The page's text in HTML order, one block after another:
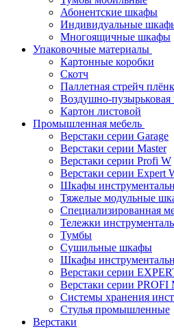
Абонентские шкафы
Индивидуальные
Многоящичные шкафы
Упаковочные материалы
Картонные коробки
Скотч
Паллетная стрейч
Воздушно-пузырьковая
Картон листовой
Промышленная мебель
Верстаки серии Garage
Верстаки серии Master
Верстаки серии Profi W
Верстаки серии Expert
Шкафы
Тяжелые модульные
Cпециализированная
Тележки
Тумбы
Cушильные шкафы
Шкафы
Верстаки серии
Верстаки серии PROFI
Системы хранения
Стулья промышленные
Верстаки